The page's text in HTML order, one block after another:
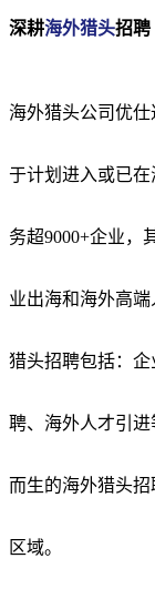
深耕海外猎头招聘
海外猎头公司优
于计划进入或已
务超9000+企业，
业出海和海外高
猎头招聘包括：
聘、海外人才引
而生的海外猎头
区域。